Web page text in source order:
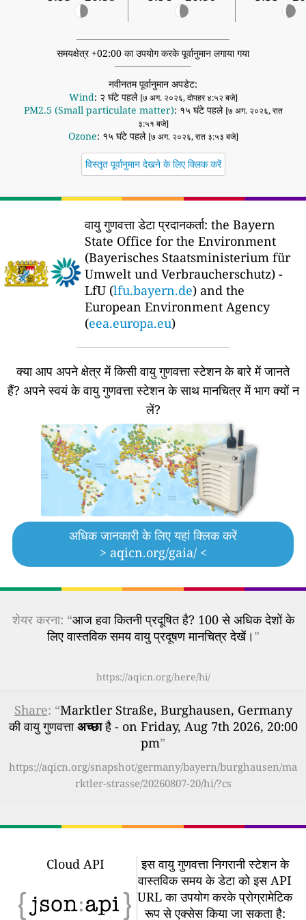
समयक्षेत्र +02:00 का उपयोग करके पूर्वानुमान लगाया गया
नवीनतम पूर्वानुमान अपडेट:
Wind: २ घंटे पहले [७ अग. २०२६, दोपहर ४:५२ बजे]
PM2.5 (Small particulate matter): १५ घंटे पहले [७ अग. २०२६, रात
३:५१ बजे]
Ozone: १५ घंटे पहले [७ अग. २०२६, रात ३:५३ बजे]
विस्तृत पूर्वानुमान देखने के लिए क्लिक करें
वायु गुणवत्ता डेटा प्रदानकर्ता: the Bayern
State Office for the Environment
(Bayerisches Staatsministerium für
Umwelt und Verbraucherschutz) -
LfU (lfu.bayern.de) and the
European Environment Agency
(eea.europa.eu)
क्या आप अपने क्षेत्र में किसी वायु गुणवत्ता स्टेशन के बारे में जानते
हैं? अपने स्वयं के वायु गुणवत्ता स्टेशन के साथ मानचित्र में भाग क्यों न
लें?
अधिक जानकारी के लिए यहां क्लिक करें
> aqicn.org/gaia/ <
शेयर करना: “आज हवा कितनी प्रदूषित है? 100 से अधिक देशों के
लिए वास्तविक समय वायु प्रदूषण मानचित्र देखें।”
https://aqicn.org/here/hi/
Share: “Marktler Straße, Burghausen, Germany
की वायु गुणवत्ताअच्छाहै - on Friday, Aug 7th 2026, 20:00
pm”
https://aqicn.org/snapshot/germany/bayern/burghausen/ma
rktler-strasse/20260807-20/hi/?cs
Cloud API
इस वायु गुणवत्ता निगरानी स्टेशन के
वास्तविक समय के डेटा को इस API
URL का उपयोग करके प्रोग्रामेटिक
रूप से एक्सेस किया जा सकता है: